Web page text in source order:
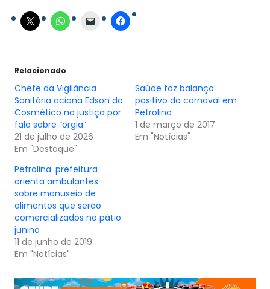
Relacionado
Chefe da Vigilância
Sanitária aciona Edson do
Cosmético na justiça por
fala sobre “orgia”
21 de julho de 2026
Em "Destaque"
Saúde faz balanço
positivo do carnaval em
Petrolina
1 de março de 2017
Em "Notícias"
Petrolina: prefeitura
orienta ambulantes
sobre manuseio de
alimentos que serão
comercializados no pátio
junino
11 de junho de 2019
Em "Notícias"